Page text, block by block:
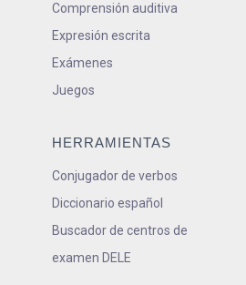
Comprensión auditiva
Expresión escrita
Exámenes
Juegos
HERRAMIENTAS
Conjugador de verbos
Diccionario español
Buscador de centros de
examen DELE